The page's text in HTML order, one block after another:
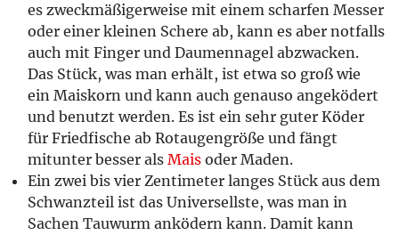
es zweckmäßigerweise mit einem scharfen Messer
oder einer kleinen Schere ab, kann es aber notfalls
auch mit Finger und Daumennagel abzwacken.
Das Stück, was man erhält, ist etwa so groß wie
ein Maiskorn und kann auch genauso angeködert
und benutzt werden. Es ist ein sehr guter Köder
für Friedfische ab Rotaugengröße und fängt
mitunter besser als Mais oder Maden.
Ein zwei bis vier Zentimeter langes Stück aus dem
Schwanzteil ist das Universellste, was man in
Sachen Tauwurm anködern kann. Damit kann